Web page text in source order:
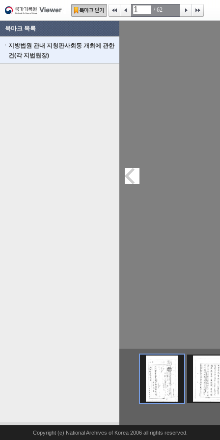
/ 62
북마크 목록
지방법원 관내 지청판사회동 개최에 관한
건(각 지법원장)
Copyright (c) National Archives of Korea 2006 all rights reserved.